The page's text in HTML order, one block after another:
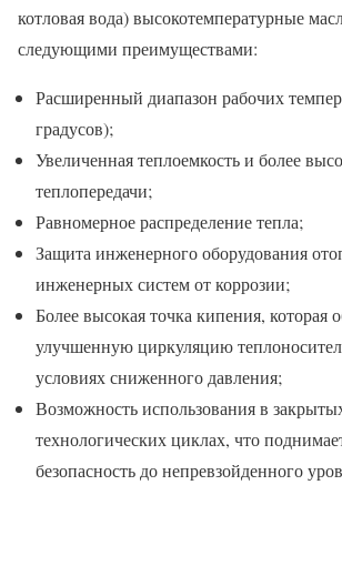
котловая вода) высокотемпературные
следующими преимуществами:
Расширенный диапазон рабочих
градусов);
Увеличенная теплоемкость и более
теплопередачи;
Равномерное распределение тепла;
Защита инженерного оборудования
инженерных систем от коррозии;
Более высокая точка кипения, которая
улучшенную циркуляцию
условиях сниженного давления;
Возможность использования в
технологических циклах, что
безопасность до непревзойденного